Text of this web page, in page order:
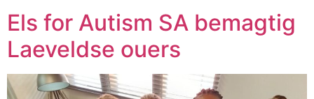
Els for Autism SA bemagtig
Laeveldse ouers